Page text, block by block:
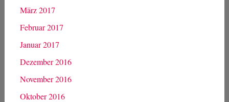
März 2017
Februar 2017
Januar 2017
Dezember 2016
November 2016
Oktober 2016